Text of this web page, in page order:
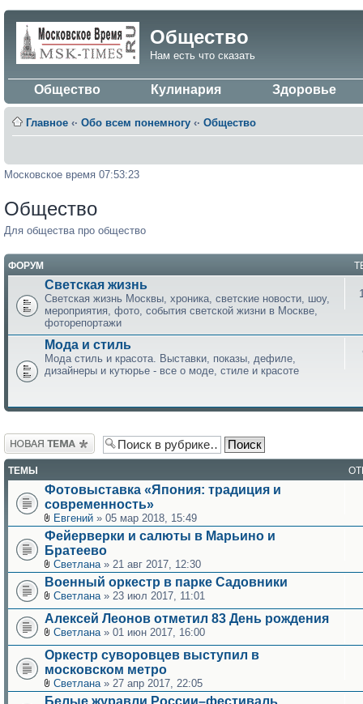
Общество
Нам есть что сказать
Общество Кулинария Здоровье
Главное ‹· Обо всем понемногу ‹· Общество
Московское время 07:53:23
Общество
Для общества про общество
ФОРУМ
Светская жизнь
Светская жизнь Москвы, хроника, светские новости, шоу,
мероприятия, фото, события светской жизни в Москве,
фоторепортажи
Мода и стиль
Мода стиль и красота. Выставки, показы, дефиле,
дизайнеры и кутюрье - все о моде, стиле и красоте
Новая тема
ТЕМЫ
Фотовыставка «Япония: традиция и
современность»
Евгений » 05 мар 2018, 15:49
Фейерверки и салюты в Марьино и
Братеево
Светлана » 21 авг 2017, 12:30
Военный оркестр в парке Садовники
Светлана » 23 июл 2017, 11:01
Алексей Леонов отметил 83 День рождения
Светлана » 01 июн 2017, 16:00
Оркестр суворовцев выступил в
московском метро
Светлана » 27 апр 2017, 22:05
Белые журавли России–фестиваль